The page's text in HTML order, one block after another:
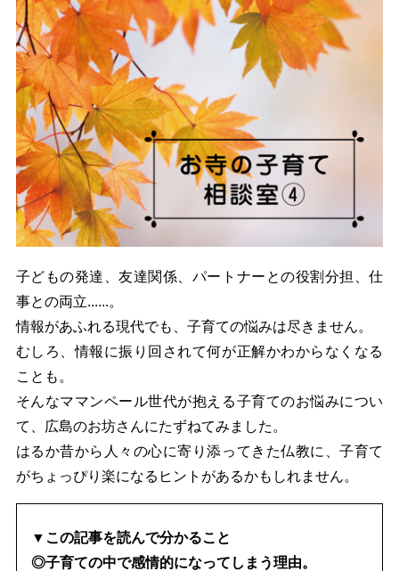
子どもの発達、友達関係、パートナーとの役割分担、仕
事との両立......。
情報があふれる現代でも、子育ての悩みは尽きません。
むしろ、情報に振り回されて何が正解かわからなくなる
ことも。
そんなママンペール世代が抱える子育てのお悩みについ
て、広島のお坊さんにたずねてみました。
はるか昔から人々の心に寄り添ってきた仏教に、子育て
がちょっぴり楽になるヒントがあるかもしれません。
▼この記事を読んで分かること
◎子育ての中で感情的になってしまう理由。